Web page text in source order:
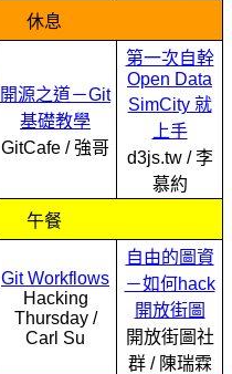
休息
開源之道－Git
基礎教學
GitCafe / 強哥
第一次自幹
Open Data
SimCity 就
上手
d3js.tw / 李
慕約
午餐
Git Workflows
Hacking
Thursday /
Carl Su
自由的圖資
－如何hack
開放街圖
開放街圖社
群 / 陳瑞霖